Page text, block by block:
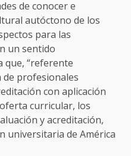
de conocer e
autóctono de los
para las
un sentido
que, “referente
profesionales
con aplicación
curricular, los
y acreditación,
universitaria de América